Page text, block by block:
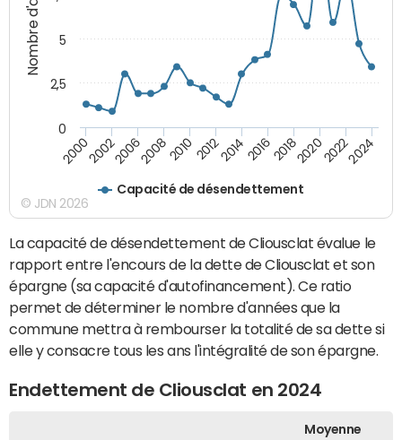
Capacité de désendettement
20002002200620082010 2012201420162018202020222024
0
2,5
5
© JDN 2026
La capacité de désendettement de Cliousclat évalue le
rapport entre l'encours de la dette de Cliousclat et son
épargne (sa capacité d'autofinancement). Ce ratio
permet de déterminer le nombre d'années que la
commune mettra à rembourser la totalité de sa dette si
elle y consacre tous les ans l'intégralité de son épargne.
Endettement de Cliousclat en 2024
Moyenne